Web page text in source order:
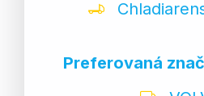
Preferovaná